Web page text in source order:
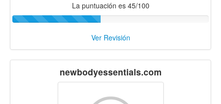
La puntuación es 45/100
Ver Revisión
newbodyessentials.com